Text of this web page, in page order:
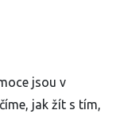
jsou v
jak žít s tím,